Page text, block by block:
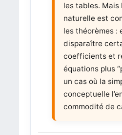
les tables. Mais
naturelle est
les théorèmes :
disparaître
coefficients et
équations plus
un cas où la
conceptuelle
commodité de